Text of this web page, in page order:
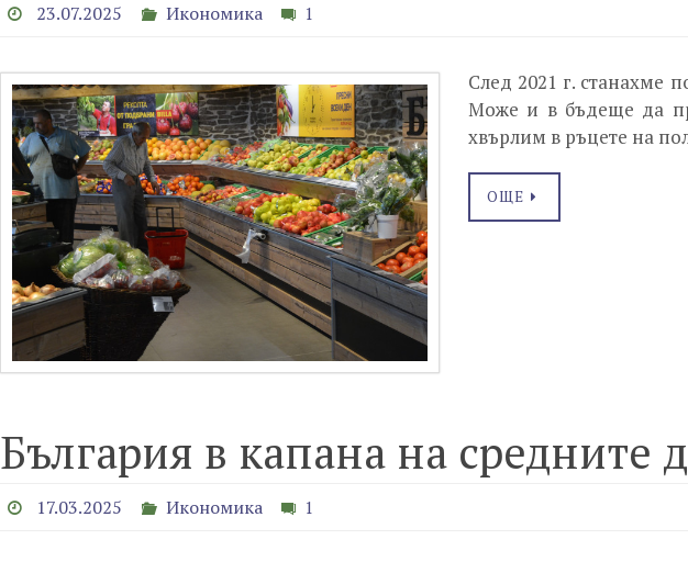
23.07.2025 Икономика 1
След 2021 г. станахме
Може и в бъдеще да
хвърлим в ръцете на
ОЩЕ
България в капана на средните
17.03.2025 Икономика 1